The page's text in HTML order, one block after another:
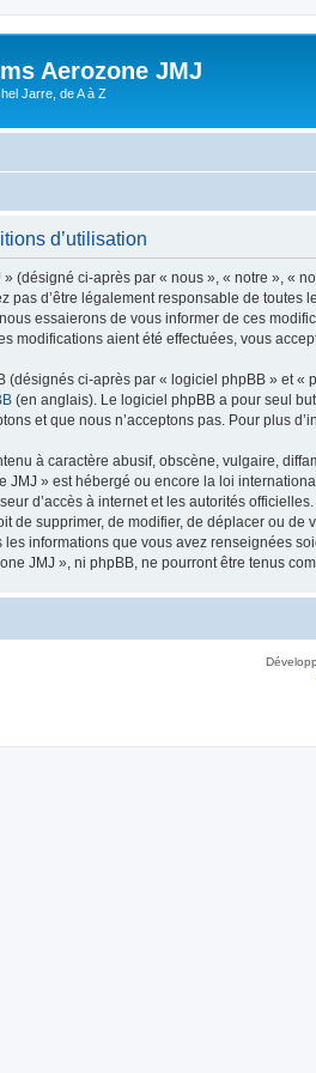
Aerozone JMJ
Jarre, de A à Z
d’utilisation
(désigné ci-après par « nous », « notre », «
pas d’être légalement responsable de
essaierons de vous informer de ces
modifications aient été effectuées, vous
(désignés ci-après par « logiciel phpBB » et
(en anglais). Le logiciel phpBB a pour seul
et que nous n’acceptons pas. Pour plus
à caractère abusif, obscène, vulgaire,
JMJ » est hébergé ou encore la loi
d’accès à internet et les autorités
de supprimer, de modifier, de déplacer ou
les informations que vous avez renseignées
JMJ », ni phpBB, ne pourront être tenus